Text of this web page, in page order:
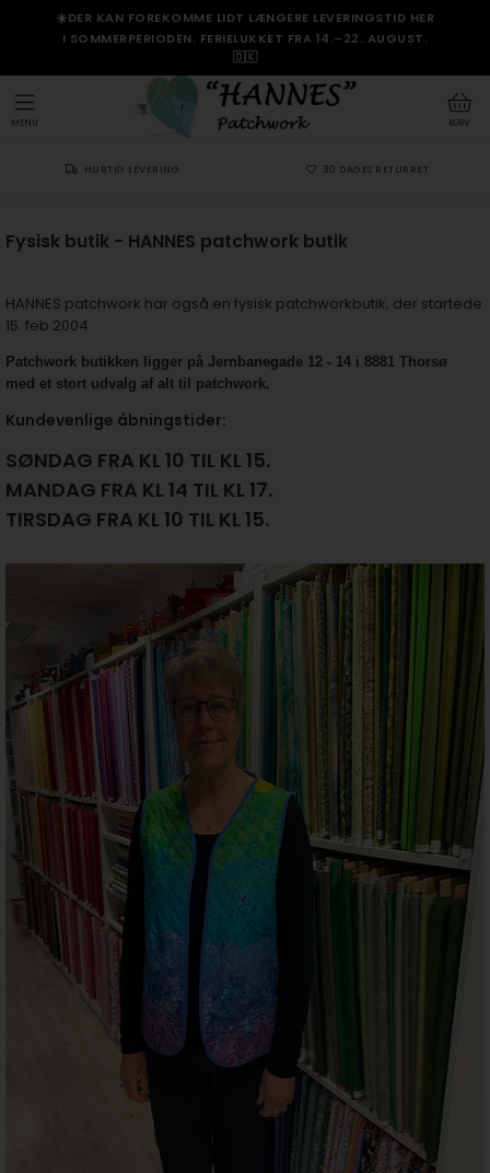
☀️DER KAN FOREKOMME LIDT LÆNGERE LEVERINGSTID HER
I SOMMERPERIODEN. FERIELUKKET FRA 14.–22. AUGUST.
🇩🇰
KURV
MENU
HURTIG LEVERING 30 DAGES RETURRET
Fysisk butik - HANNES patchwork butik
HANNES patchwork har også en fysisk patchworkbutik, der startede
15. feb 2004
Patchwork butikken ligger på Jernbanegade 12 - 14 i 8881 Thorsø
med et stort udvalg af alt til patchwork.
Kundevenlige åbningstider:
SØNDAG FRA KL 10 TIL KL 15.
MANDAG FRA KL 14 TIL KL 17.
TIRSDAG FRA KL 10 TIL KL 15.